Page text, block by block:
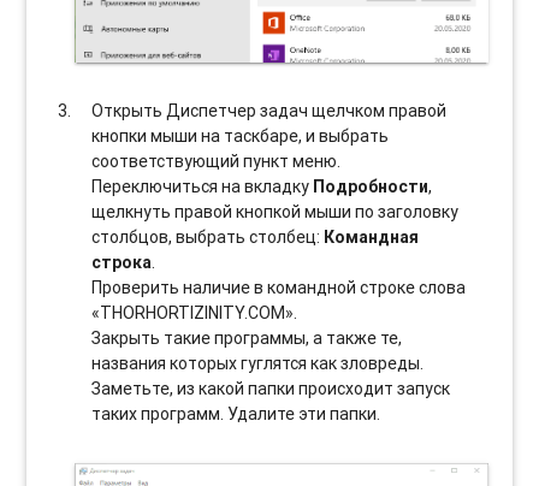
Открыть Диспетчер задач щелчком правой
кнопки мыши на таскбаре, и выбрать
соотвeтствующий пункт меню.
Переключиться на вкладку Подробности,
щелкнуть правой кнопкой мыши по заголовку
столбцов, выбрать столбец: Командная
строка.
Проверить наличие в командной строке слова
«THORHORTIZINITY.COM».
Закрыть такие программы, а также те,
названия которых гуглятся как зловреды.
Заметьте, из какой папки происходит запуск
таких программ. Удалите эти папки.